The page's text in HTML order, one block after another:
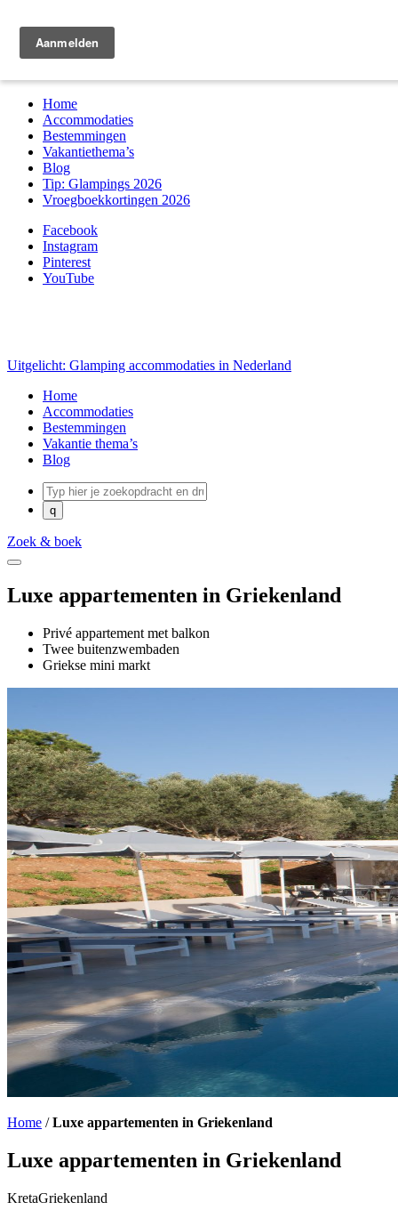
Home
Accommodaties
Bestemmingen
Vakantiethema’s
Blog
Tip: Glampings 2026
Vroegboekkortingen 2026
Facebook
Instagram
Pinterest
YouTube
Uitgelicht: Glamping accommodaties in Nederland
Home
Accommodaties
Bestemmingen
Vakantie thema’s
Blog
Zoek & boek
Luxe appartementen in Griekenland
Privé appartement met balkon
Twee buitenzwembaden
Griekse mini markt
Home /Luxe appartementen in Griekenland
Luxe appartementen in Griekenland
KretaGriekenland